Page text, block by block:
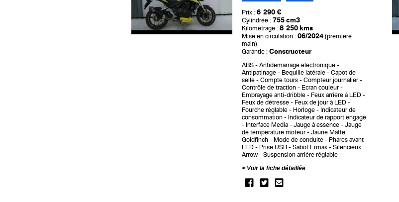
Prix : 6 290 €
Cylindrée : 755 cm3
Kilométrage : 8 250 kms
Mise en circulation : 06/2024 (première
main)
Garantie : Constructeur
ABS
Antidémarrage électronique
Antipatinage
Bequille latérale
Capot de
selle
Compte tours
Compteur journalier
Contrôle de traction
Ecran couleur
Embrayage anti-dribble
Feux arrière à LED
Feux de détresse
Feux de jour à LED
Fourche réglable
Horloge
Indicateur de
consommation
Indicateur de rapport engagé
Interface Media
Jauge à essence
Jauge
de température moteur
Jaune Matte
Goldfinch
Mode de conduite
Phares avant
LED
Prise USB Sabot Ermax
Silencieux
Arrow
Suspension arrière réglable
Voir la fiche détaillée